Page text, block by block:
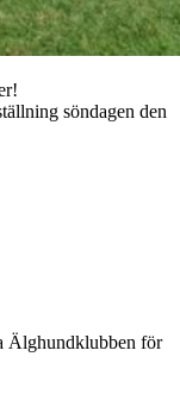
söndagen den
Älghundklubben för